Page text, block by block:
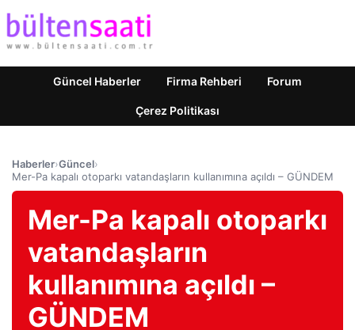
Güncel Haberler Firma Rehberi Forum
Çerez Politikası
Haberler›Güncel›
Mer-Pa kapalı otoparkı vatandaşların kullanımına açıldı – GÜNDEM
Mer-Pa kapalı otoparkı
vatandaşların
kullanımına açıldı –
GÜNDEM